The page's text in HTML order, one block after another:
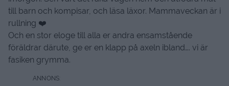
till barn och kompisar, och läsa läxor. Mammaveckan är i
rullning ❤️
Och en stor eloge till alla er andra ensamstående
föräldrar därute, ge er en klapp på axeln ibland…. vi är
fasiken grymma.